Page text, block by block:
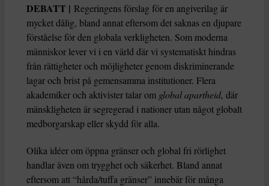
DEBATT | Regeringens förslag för en angiverilag är
mycket dålig, bland annat eftersom det saknas en djupare
förståelse för den globala verkligheten. Som moderna
människor lever vi i en värld där vi systematiskt hindras
från rättigheter och möjligheter genom diskriminerande
lagar och brist på gemensamma institutioner. Flera
akademiker och aktivister talar om global apartheid, där
mänskligheten är segregerad i nationer utan något globalt
medborgarskap eller skydd för alla.
Olika idéer om öppna gränser och global fri rörlighet
handlar även om trygghet och säkerhet. Bland annat
eftersom att “hårda/tuffa gränser” innebär för många